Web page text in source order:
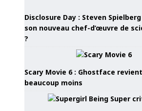
Disclosure Day : Steven
son nouveau chef-d’œuvre de
?
Scary Movie 6 : Ghostface
beaucoup moins